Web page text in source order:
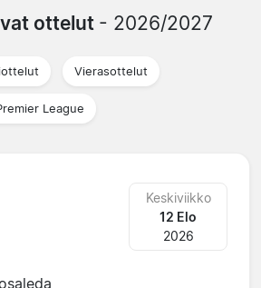
ottelut - 2026/2027
Vierasottelut
League
Keskiviikko
12 Elo
2026